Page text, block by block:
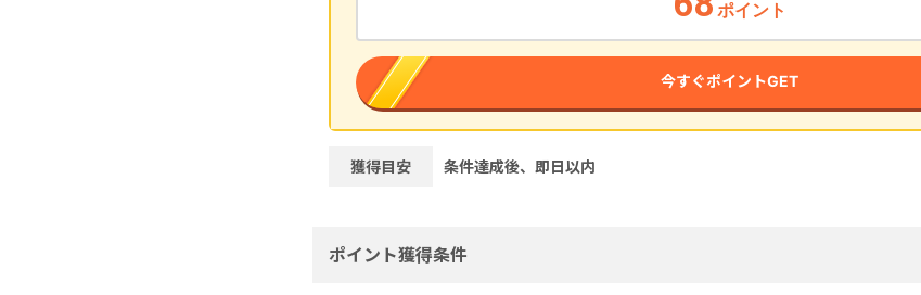
ポイント
今すぐポイントGET
獲得目安 条件達成後、即日以内
ポイント獲得条件